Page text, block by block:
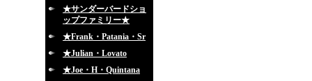
★サンダーバードショ
ップファミリー★
★Frank・Patania・Sr
★Julian・Lovato
★Joe・H・Quintana